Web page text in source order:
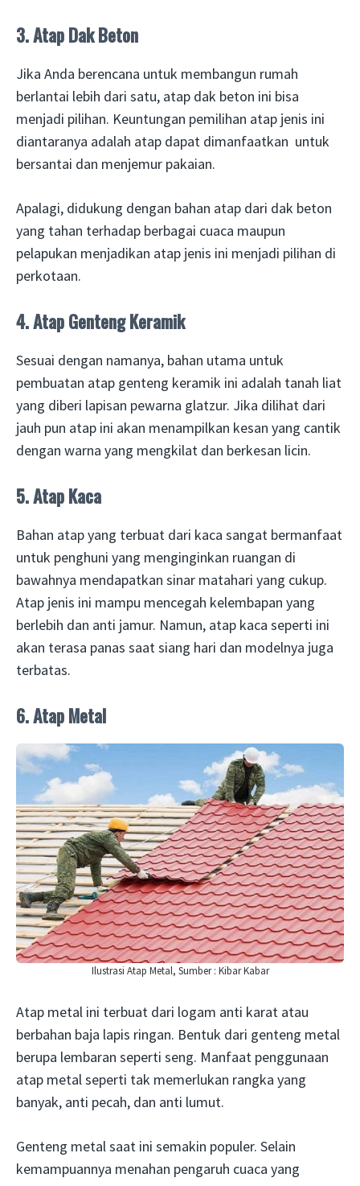
3. Atap Dak Beton
Jika Anda berencana untuk membangun rumah
berlantai lebih dari satu, atap dak beton ini bisa
menjadi pilihan. Keuntungan pemilihan atap jenis ini
diantaranya adalah atap dapat dimanfaatkan untuk
bersantai dan menjemur pakaian.
Apalagi, didukung dengan bahan atap dari dak beton
yang tahan terhadap berbagai cuaca maupun
pelapukan menjadikan atap jenis ini menjadi pilihan di
perkotaan.
4. Atap Genteng Keramik
Sesuai dengan namanya, bahan utama untuk
pembuatan atap genteng keramik ini adalah tanah liat
yang diberi lapisan pewarna glatzur. Jika dilihat dari
jauh pun atap ini akan menampilkan kesan yang cantik
dengan warna yang mengkilat dan berkesan licin.
5. Atap Kaca
Bahan atap yang terbuat dari kaca sangat bermanfaat
untuk penghuni yang menginginkan ruangan di
bawahnya mendapatkan sinar matahari yang cukup.
Atap jenis ini mampu mencegah kelembapan yang
berlebih dan anti jamur. Namun, atap kaca seperti ini
akan terasa panas saat siang hari dan modelnya juga
terbatas.
6. Atap Metal
Ilustrasi Atap Metal, Sumber : Kibar Kabar
Atap metal ini terbuat dari logam anti karat atau
berbahan baja lapis ringan. Bentuk dari genteng metal
berupa lembaran seperti seng. Manfaat penggunaan
atap metal seperti tak memerlukan rangka yang
banyak, anti pecah, dan anti lumut.
Genteng metal saat ini semakin populer. Selain
kemampuannya menahan pengaruh cuaca yang